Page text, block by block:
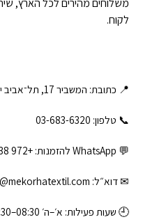
לקוח.
📍 כתובת: המשביר 17, תל־אביב יפו
📞 טלפון: ‎03-683-6320
💬 WhatsApp להזמנות: +972 55-247-3338
✉ דוא״ל:
🕘 שעות פעילות: א׳–ה׳ 08:30–17:30 | ו׳ 08:30–12:00